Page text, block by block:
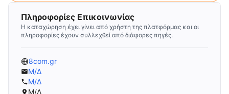
Πληροφορίες Επικοινωνίας
Η καταχώρηση έχει γίνει από χρήστη της πλατφόρμας και οι
πληροφορίες έχουν συλλεχθεί από διάφορες πηγές.
8com.gr
Μ/Δ
Μ/Δ
Μ/Δ